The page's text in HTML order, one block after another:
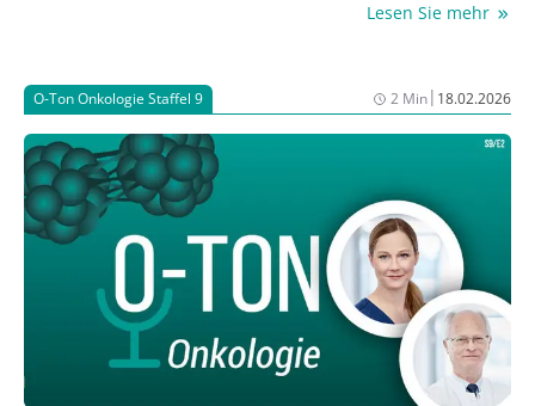
wird oft übersehen, bis irreversible Hörschäden
hochfrequenten Bereich, haben aber dramatische
Auswirkungen auf Sprachentwicklung und
Schulerfolg. In dieser Folge von O-Ton Onkologie
spricht Dr. Astrid Heinl mit Dr. med. Urs Mücke von
der Klinik für Pädiatrische Hämatologie und
Onkologie der Medizinischen Hochschule Hannover
über Risikofaktoren, neue Präventionsstrategien und
warum in der Kinderonkologie nicht nur das
Überleben, sondern auch die Lebensqualität zählt.
Lesen Sie mehr
O-Ton Onkologie Staffel 9 2 Min| 18.02.2026